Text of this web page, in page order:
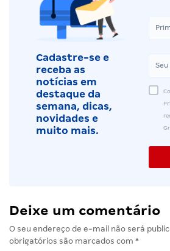
Cadastre-se e
receba as
notícias em
destaque da
semana, dicas,
novidades e
muito mais.
Deixe um comentário
O seu endereço de e-mail não será
obrigatórios são marcados com *